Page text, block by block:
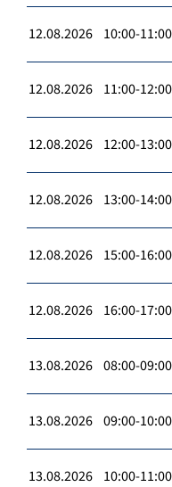
12.08.2026 10:00-11:00
12.08.2026 11:00-12:00
12.08.2026 12:00-13:00
12.08.2026 13:00-14:00
12.08.2026 15:00-16:00
12.08.2026 16:00-17:00
13.08.2026 08:00-09:00
13.08.2026 09:00-10:00
13.08.2026 10:00-11:00